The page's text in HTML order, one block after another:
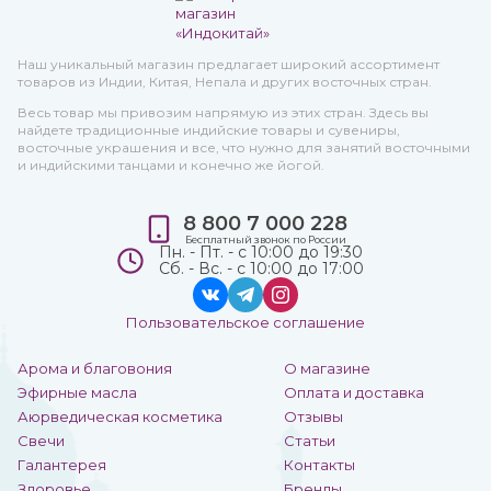
Наш уникальный магазин предлагает широкий ассортимент
товаров из Индии, Китая, Непала и других восточных стран.
Весь товар мы привозим напрямую из этих стран. Здесь вы
найдете традиционные индийские товары и сувениры,
восточные украшения и все, что нужно для занятий восточными
и индийскими танцами и конечно же йогой.
Арома и благовония
Эфирные масла
Аюрведическая косметика
Свечи
Галантерея
О магазине
Оплата и доставка
Отзывы
Статьи
Контакты
8 800 7 000 228
Бесплатный звонок по России
Пн. - Пт. - с 10:00 до 19:30
Сб. - Вс. - с 10:00 до 17:00
Пользовательское соглашение